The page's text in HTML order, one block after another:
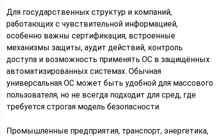
Для государственных структур и компаний,
работающих с чувствительной информацией,
особенно важны сертификация, встроенные
механизмы защиты, аудит действий, контроль
доступа и возможность применять ОС в защищённых
автоматизированных системах. Обычная
универсальная ОС может быть удобной для массового
пользователя, но не всегда подходит для сред, где
требуется строгая модель безопасности.
Промышленные предприятия, транспорт, энергетика,